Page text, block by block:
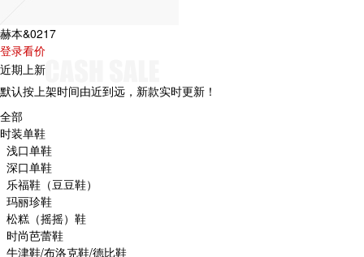
赫本&0217
登录看价
近期上新
默认按上架时间由近到远，新款实时更新！
全部
时装单鞋
浅口单鞋
深口单鞋
乐福鞋（豆豆鞋）
玛丽珍鞋
松糕（摇摇）鞋
时尚芭蕾鞋
牛津鞋/布洛克鞋/德比鞋